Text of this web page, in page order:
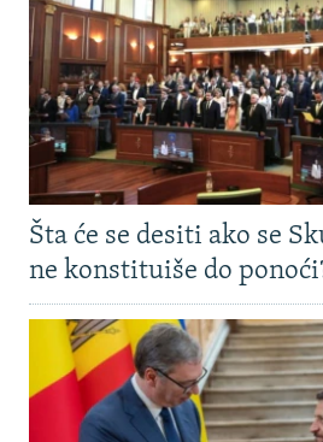
Šta će se desiti ako se
ne konstituiše do